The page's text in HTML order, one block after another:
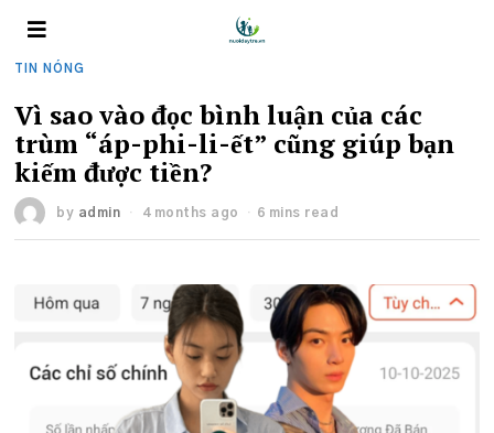
TIN NÓNG
Vì sao vào đọc bình luận của các
trùm “áp-phi-li-ết” cũng giúp bạn
kiếm được tiền?
by admin 4 months ago 6 mins read